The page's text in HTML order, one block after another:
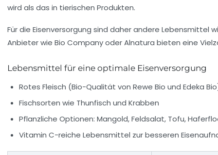
wird als das in tierischen Produkten.
Für die Eisenversorgung sind daher andere Lebensmittel
Anbieter wie Bio Company oder Alnatura bieten eine
Lebensmittel für eine optimale Eisenversorgung
Rotes Fleisch (Bio-Qualität von Rewe Bio und Edeka
Fischsorten wie Thunfisch und Krabben
Pflanzliche Optionen: Mangold, Feldsalat, Tofu,
Vitamin C-reiche Lebensmittel zur besseren